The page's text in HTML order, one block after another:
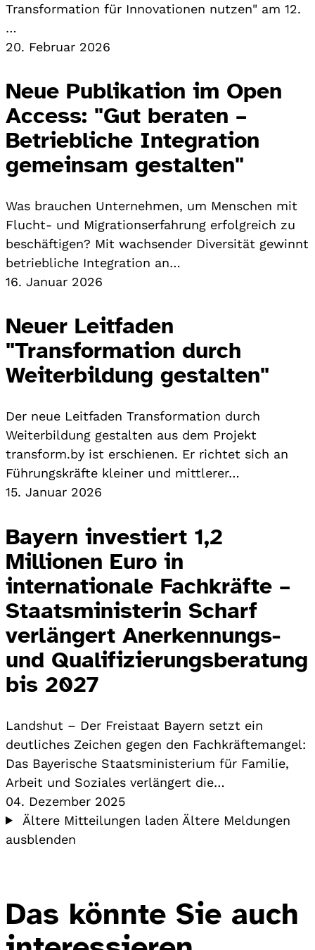
Transformation für Innovationen nutzen" am 12.
…
20. Februar 2026
Neue Publikation im Open
Access: "Gut beraten –
Betriebliche Integration
gemeinsam gestalten"
Was brauchen Unternehmen, um Menschen mit
Flucht- und Migrationserfahrung erfolgreich zu
beschäftigen? Mit wachsender Diversität gewinnt
betriebliche Integration an…
16. Januar 2026
Neuer Leitfaden
"Transformation durch
Weiterbildung gestalten"
Der neue Leitfaden Transformation durch
Weiterbildung gestalten aus dem Projekt
transform.by ist erschienen. Er richtet sich an
Führungskräfte kleiner und mittlerer…
15. Januar 2026
Bayern investiert 1,2
Millionen Euro in
internationale Fachkräfte –
Staatsministerin Scharf
verlängert Anerkennungs-
und Qualifizierungsberatung
bis 2027
Landshut – Der Freistaat Bayern setzt ein
deutliches Zeichen gegen den Fachkräftemangel:
Das Bayerische Staatsministerium für Familie,
Arbeit und Soziales verlängert die…
04. Dezember 2025
Ältere Mitteilungen laden Ältere Meldungen
ausblenden
Das könnte Sie auch